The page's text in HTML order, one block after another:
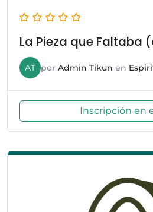
La Pieza que Faltaba
AT por Admin Tikun en
Inscripción en